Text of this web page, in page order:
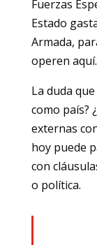
Fuerzas
Estado
Armada,
operen aquí.
La duda
como país?
externas
hoy puede
con
o política.